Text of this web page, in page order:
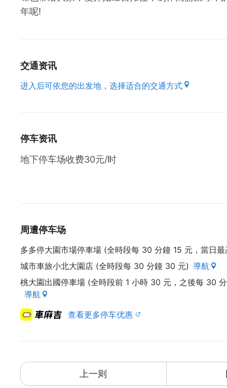
年呢!
交通资讯
进入后可依您的出发地，选择适合的交通方式
停车资讯
地下停车场收费30元/时
周遭停车场
多多停大園市場停車場 (全時段每 30 分鐘 15 元，當日
城市車旅小北大園店 (全時段每 30 分鐘 30 元) 導航
桃大園出國停車場 (全時段前 1 小時 30 元，之後每 30
導航
查看更多停车优惠
上一则